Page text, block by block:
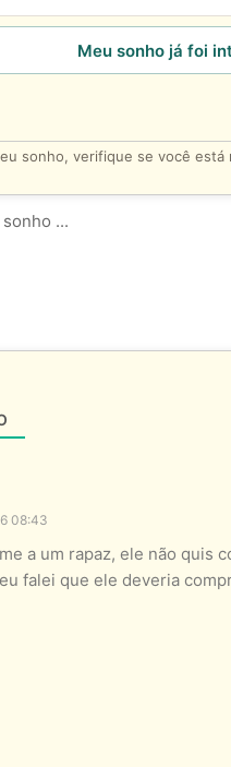
Meu sonho já foi
sonho, verifique se você está
08:43
a um rapaz, ele não quis
falei que ele deveria